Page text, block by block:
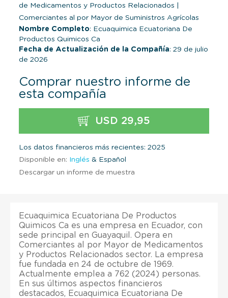
de Medicamentos y Productos Relacionados
Comerciantes al por Mayor de Suministros Agrícolas
Nombre Completo: Ecuaquimica Ecuatoriana De
Productos Quimicos Ca
Fecha de Actualización de la Compañía: 29 de julio
de 2026
Comprar nuestro informe de
esta compañía
USD 29,95
Los datos financieros más recientes: 2025
Disponible en: Inglés & Español
Descargar un informe de muestra
Ecuaquimica Ecuatoriana De Productos
Quimicos Ca es una empresa en Ecuador, con
sede principal en Guayaquil. Opera en
Comerciantes al por Mayor de Medicamentos
y Productos Relacionados sector. La empresa
fue fundada en 24 de octubre de 1969.
Actualmente emplea a 762 (2024) personas.
En sus últimos aspectos financieros
destacados, Ecuaquimica Ecuatoriana De